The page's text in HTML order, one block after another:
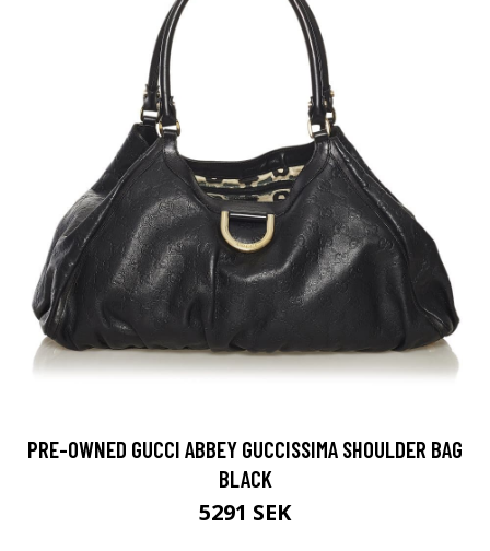
PRE-OWNED GUCCI ABBEY GUCCISSIMA SHOULDER BAG
BLACK
5291 SEK